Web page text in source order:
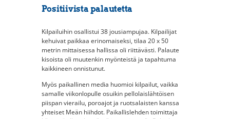
Positiivista palautetta
Kilpailuihin osallistui 38 jousiampujaa. Kilpailijat
kehuivat paikkaa erinomaiseksi, tilaa 20 x 50
metrin mittaisessa hallissa oli riittävästi. Palaute
kisoista oli muutenkin myönteistä ja tapahtuma
kaikkineen onnistunut.
Myös paikallinen media huomioi kilpailut, vaikka
samalle viikonlopulle osuikin pellolaislähtöisen
piispan vierailu, poroajot ja ruotsalaisten kanssa
yhteiset Meän hiihdot. Paikallislehden toimittaja